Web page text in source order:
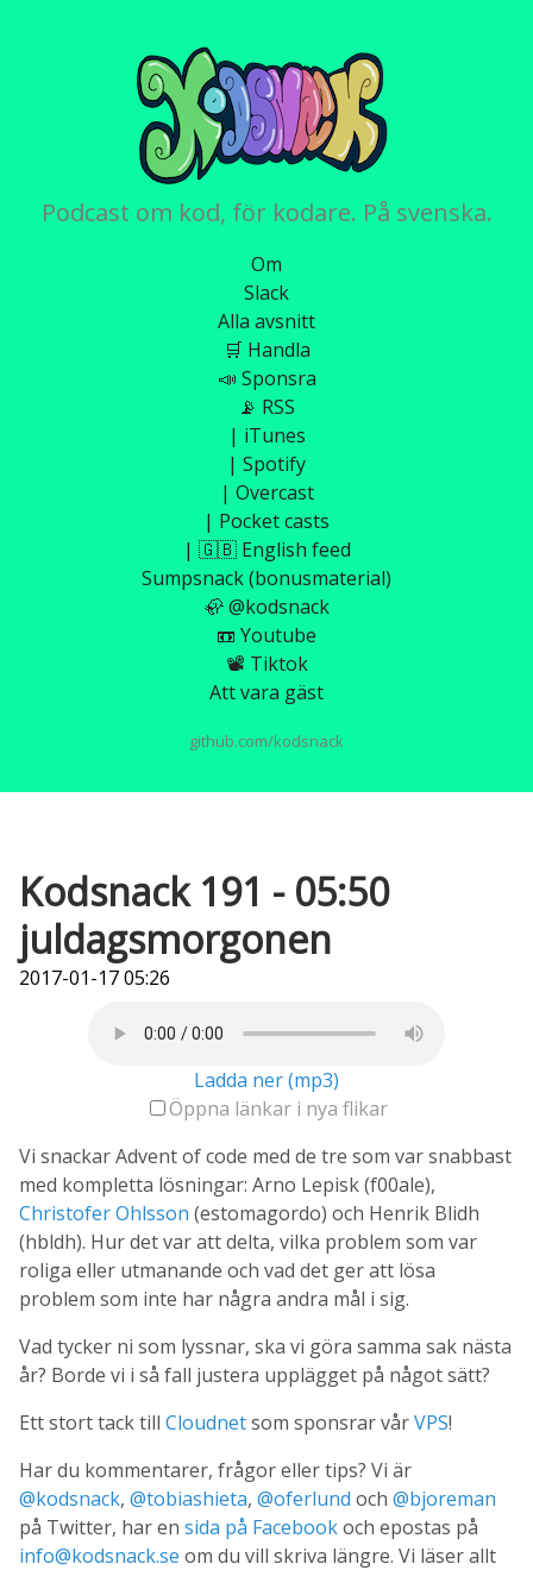
Podcast om kod, för kodare. På svenska.
Om
Slack
Alla avsnitt
🛒 Handla
📣 Sponsra
📡 RSS
| iTunes
| Spotify
| Overcast
| Pocket casts
| 🇬🇧 English feed
Sumpsnack (bonusmaterial)
🦣 @kodsnack
📼 Youtube
📽️ Tiktok
Att vara gäst
github.com/kodsnack
Kodsnack 191 - 05:50
juldagsmorgonen
2017-01-17 05:26
Ladda ner (mp3)
Öppna länkar i nya flikar
Vi snackar Advent of code med de tre som var snabbast
med kompletta lösningar: Arno Lepisk (f00ale),
Christofer Ohlsson (estomagordo) och Henrik Blidh
(hbldh). Hur det var att delta, vilka problem som var
roliga eller utmanande och vad det ger att lösa
problem som inte har några andra mål i sig.
Vad tycker ni som lyssnar, ska vi göra samma sak nästa
år? Borde vi i så fall justera upplägget på något sätt?
Ett stort tack till Cloudnetsom sponsrar vårVPS!
Har du kommentarer, frågor eller tips? Vi är
@kodsnack, @tobiashieta, @oferlund och @bjoreman
på Twitter, har en sida på Facebookoch epostas på
info@kodsnack.se om du vill skriva längre. Vi läser allt